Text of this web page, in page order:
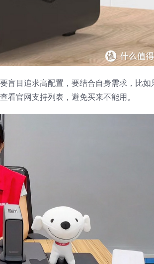
盲目追求高配置，要结合自身需求，比如
官网支持列表，避免买来不能用。